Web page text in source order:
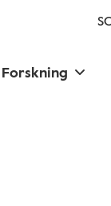
Forskning